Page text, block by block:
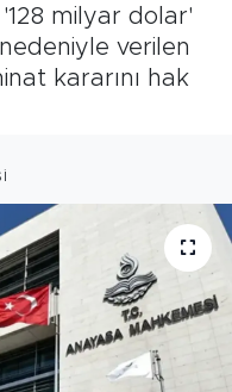
milyar dolar'
verilen
kararını hak